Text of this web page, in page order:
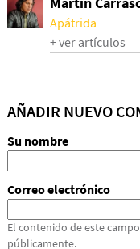
Apátrida
+ ver artículos
AÑADIR NUEVO
Su nombre
Correo electrónico
El contenido de este
públicamente.